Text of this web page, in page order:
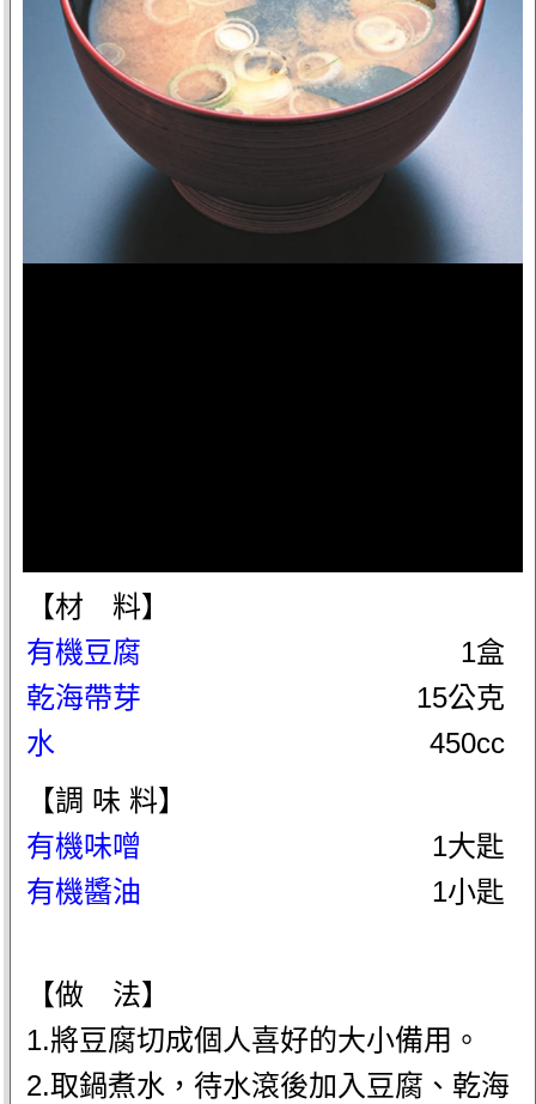
【材 料】
有機豆腐
1盒
乾海帶芽
15公克
水
450cc
【調 味 料】
有機味噌
1大匙
有機醬油
1小匙
【做 法】
1.將豆腐切成個人喜好的大小備用。
2.取鍋煮水，待水滾後加入豆腐、乾海